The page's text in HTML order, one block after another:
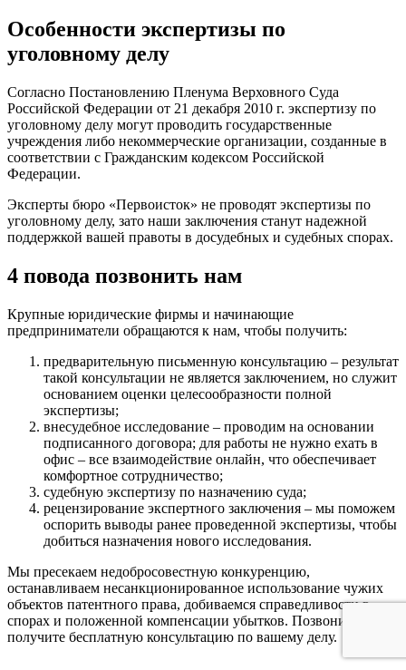
Особенности экспертизы по
уголовному делу
Согласно Постановлению Пленума Верховного Суда
Российской Федерации от 21 декабря 2010 г. экспертизу по
уголовному делу могут проводить государственные
учреждения либо некоммерческие организации, созданные в
соответствии с Гражданским кодексом Российской
Федерации.
Эксперты бюро «Первоисток» не проводят экспертизы по
уголовному делу, зато наши заключения станут надежной
поддержкой вашей правоты в досудебных и судебных спорах.
4 повода позвонить нам
Крупные юридические фирмы и начинающие
предприниматели обращаются к нам, чтобы получить:
предварительную письменную консультацию – результат
такой консультации не является заключением, но служит
основанием оценки целесообразности полной
экспертизы;
внесудебное исследование – проводим на основании
подписанного договора; для работы не нужно ехать в
офис – все взаимодействие онлайн, что обеспечивает
комфортное сотрудничество;
судебную экспертизу по назначению суда;
рецензирование экспертного заключения – мы поможем
оспорить выводы ранее проведенной экспертизы, чтобы
добиться назначения нового исследования.
Мы пресекаем недобросовестную конкуренцию,
останавливаем несанкционированное использование чужих
объектов патентного права, добиваемся справедливости в
спорах и положенной компенсации убытков. Позвоните и
получите бесплатную консультацию по вашему делу.